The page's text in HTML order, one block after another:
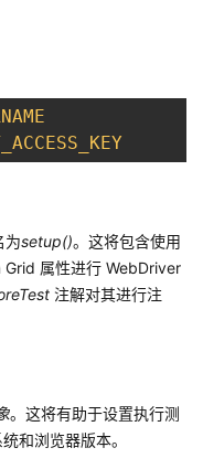
为setup()。这将包含使用
属性进行 WebDriver
注解对其进行注
。这将有助于设置执行测
和浏览器版本。